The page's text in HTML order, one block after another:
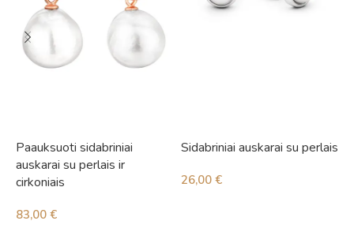
Paauksuoti sidabriniai
auskarai su perlais ir
cirkoniais
83,00 €
Sidabriniai auskarai su perlais
26,00 €